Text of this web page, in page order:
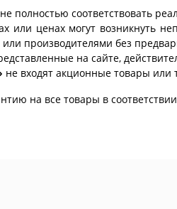
полностью соответствовать
или ценах могут возникнуть
производителями без
на сайте,
не входят акционные товары или
на все товары в